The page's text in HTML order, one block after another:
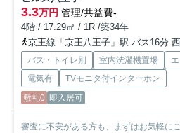
3.3万円 管理/共益費-
4階 / 17.29㎡ / 1R /築34年
京王線「京王八王子」駅 バス16分 西
バス・トイレ別 室内洗濯機置場
電気有
TVモニタ付インターホン
敷礼0 即入居可
審査に不安がある方も、まずはお気軽にご相談くだ